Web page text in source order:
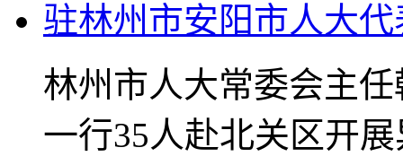
驻林州市安阳市人大
林州市人大常委会主
一行35人赴北关区开